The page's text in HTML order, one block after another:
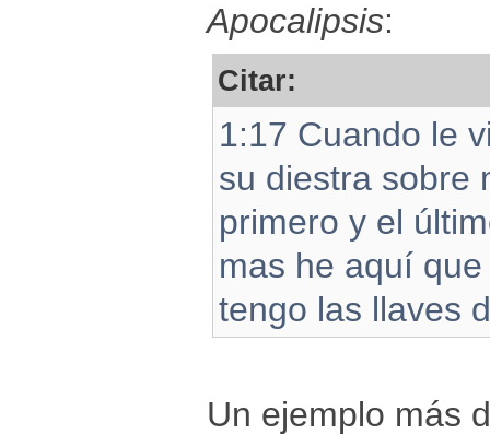
Apocalipsis:
Citar:
1:17 Cuando le
su diestra sobre
primero y el
mas he aquí
tengo las llaves
Un ejemplo más